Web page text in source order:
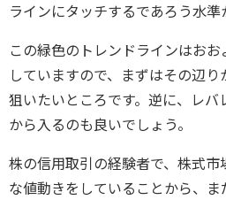
ラインにタッチするであろう水準
この緑色のトレンドラインはお
していますので、まずはその辺
狙いたいところです。逆に、レバ
から入るのも良いでしょう。
株の信用取引の経験者で、株式
な値動きをしていることから、